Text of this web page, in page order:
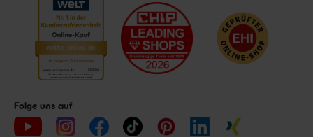
Folge uns auf